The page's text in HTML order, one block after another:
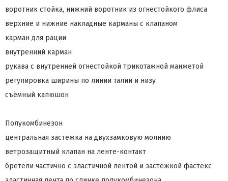
воротник стойка, нижний воротник из огнестойкого флиса
верхние и нижние накладные карманы с клапаном
карман для рации
внутренний карман
рукава с внутренней огнестойкой трикотажной манжетой
регулировка ширины по линии талии и низу
съёмный капюшон
Полукомбинезон
центральная застежка на двухзамковую молнию
ветрозащитный клапан на ленте-контакт
бретели частично с эластичной лентой и застежкой фастекс